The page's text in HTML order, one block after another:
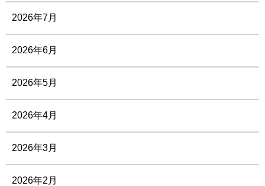
2026年7月
2026年6月
2026年5月
2026年4月
2026年3月
2026年2月